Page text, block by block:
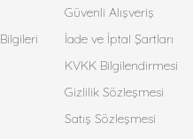
Güvenli Alışveriş
İade ve İptal Şartları
KVKK Bilgilendirmesi
Gizlilik Sözleşmesi
Satış Sözleşmesi